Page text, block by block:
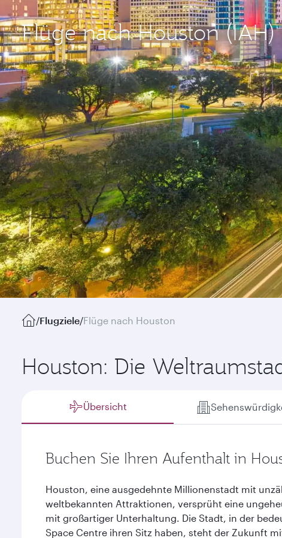
Flüge nach Houston
/Flugziele/Flüge nach Houston
Houston: Die
Übersicht
Buchen Sie Ihren Aufenthalt in
Houston, eine ausgedehnte Millionenstadt mit
weltbekannten Attraktionen, versprüht eine
mit großartiger Unterhaltung. Die Stadt, in der
Space Centre ihren Sitz haben, steht der Zukunft